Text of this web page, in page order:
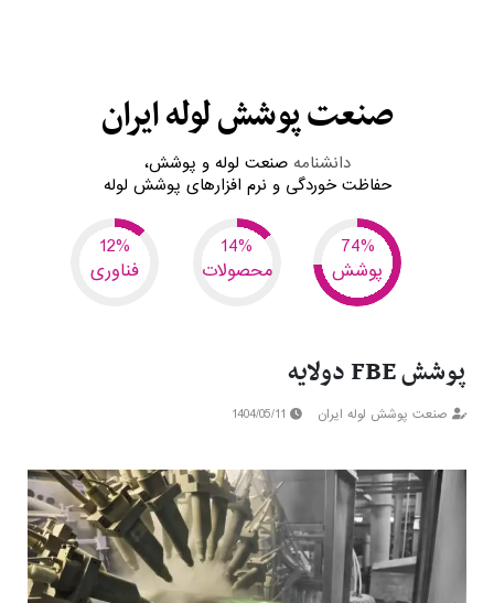
صنعت پوشش لوله ایران
دانشنامهصنعت لوله و پوشش،
حفاظت خوردگی و نرم افزارهای پوشش لوله
فناوری محصولات
7
پوشش
37
پوشش FBE دولایه
صنعت پوشش لوله ایران 1404/05/11